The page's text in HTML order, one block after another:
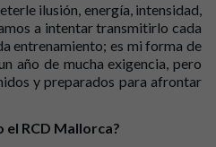
ilusión, energía, intensidad,
a intentar transmitirlo cada
entrenamiento; es mi forma de
año de mucha exigencia, pero
y preparados para afrontar
RCD Mallorca?